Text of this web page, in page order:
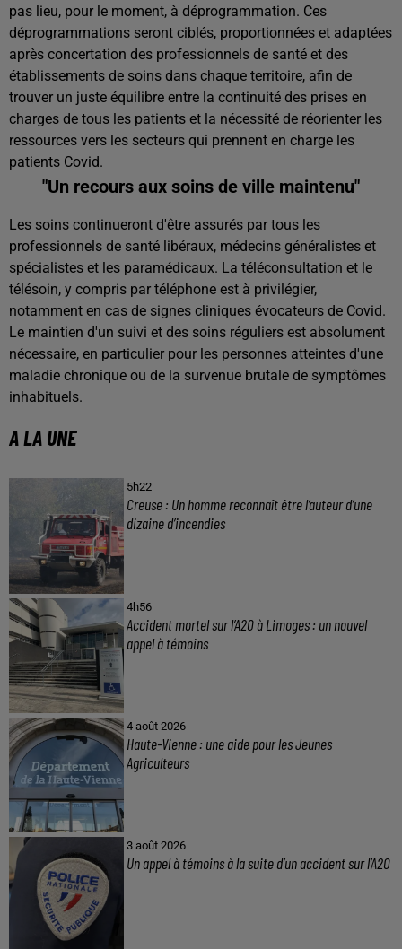
pas lieu, pour le moment, à déprogrammation. Ces
déprogrammations seront ciblés, proportionnées et adaptées
après concertation des professionnels de santé et des
établissements de soins dans chaque territoire, afin de
trouver un juste équilibre entre la continuité des prises en
charges de tous les patients et la nécessité de réorienter les
ressources vers les secteurs qui prennent en charge les
patients Covid.
"Un recours aux soins de ville maintenu"
Les soins continueront d'être assurés par tous les
professionnels de santé libéraux, médecins généralistes et
spécialistes et les paramédicaux. La téléconsultation et le
télésoin, y compris par téléphone est à privilégier,
notamment en cas de signes cliniques évocateurs de Covid.
Le maintien d'un suivi et des soins réguliers est absolument
nécessaire, en particulier pour les personnes atteintes d'une
maladie chronique ou de la survenue brutale de symptômes
inhabituels.
A LA UNE
5h22
Creuse : Un homme reconnaît être l’auteur d’une
dizaine d’incendies
4h56
Accident mortel sur l’A20 à Limoges : un nouvel
appel à témoins
4 août 2026
Haute-Vienne : une aide pour les Jeunes
Agriculteurs
3 août 2026
Un appel à témoins à la suite d’un accident sur l’A20